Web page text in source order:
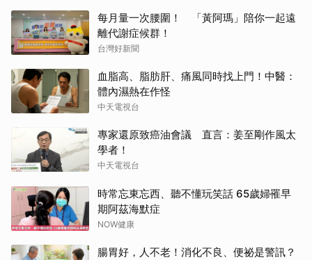
每月量一次腰圍！ 「黃阿瑪」陪你一起遠
離代謝症候群！
台灣好新聞
血脂高、脂肪肝、痛風同時找上門！中醫：
體內濕熱在作怪
中天電視台
專家還原致癌油會議 直言：姜至剛作風太
學者！
中天電視台
時常忘東忘西、聽不懂玩笑話 65歲婦罹早
期阿茲海默症
NOW健康
腸胃好，人不老！消化不良、便祕是警訊？